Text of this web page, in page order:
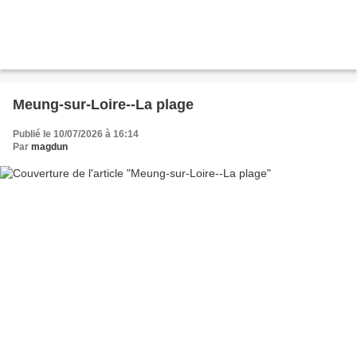
Meung-sur-Loire--La plage
Publié le 10/07/2026 à 16:14
Par magdun